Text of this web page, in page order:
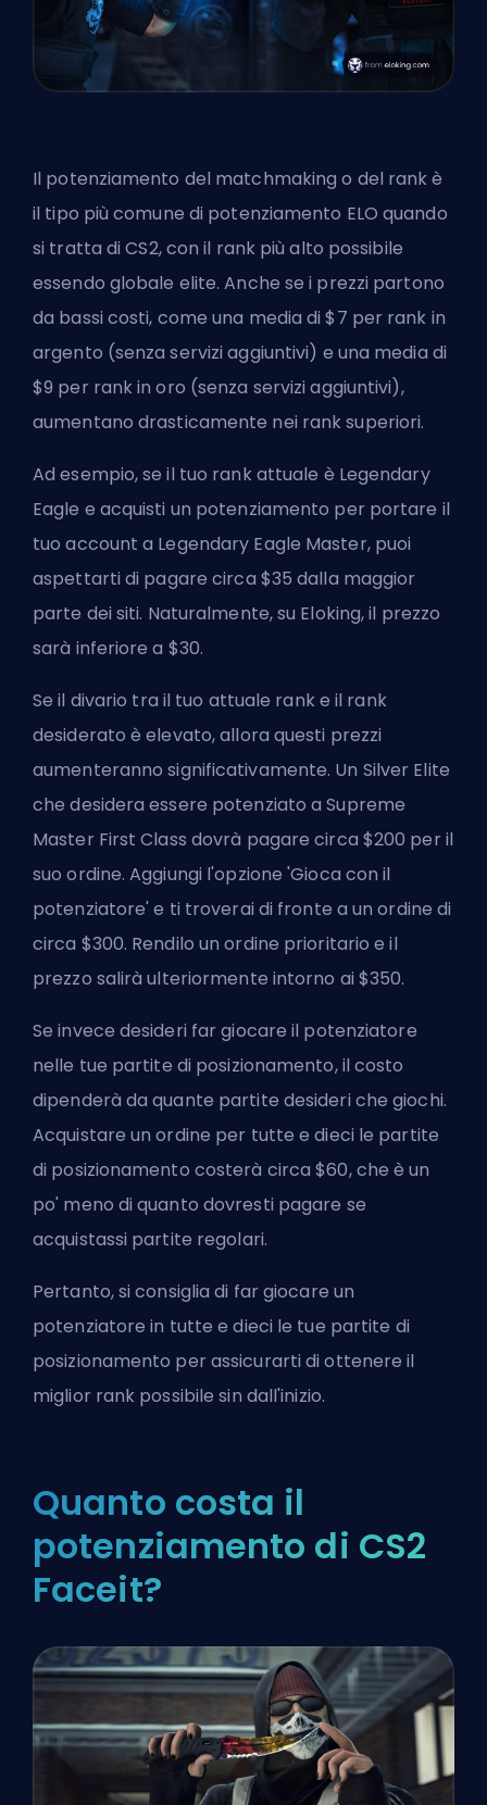
Il potenziamento del matchmaking o del rank è
il tipo più comune di potenziamento ELO quando
si tratta di CS2, con il rank più alto possibile
essendo globale elite. Anche se i prezzi partono
da bassi costi, come una media di $7 per rank in
argento (senza servizi aggiuntivi) e una media di
$9 per rank in oro (senza servizi aggiuntivi),
aumentano drasticamente nei rank superiori.
Ad esempio, se il tuo rank attuale è Legendary
Eagle e acquisti un potenziamento per portare il
tuo account a Legendary Eagle Master, puoi
aspettarti di pagare circa $35 dalla maggior
parte dei siti. Naturalmente, su Eloking, il prezzo
sarà inferiore a $30.
Se il divario tra il tuo attuale rank e il rank
desiderato è elevato, allora questi prezzi
aumenteranno significativamente. Un Silver Elite
che desidera essere potenziato a Supreme
Master First Class dovrà pagare circa $200 per il
suo ordine. Aggiungi l'opzione 'Gioca con il
potenziatore' e ti troverai di fronte a un ordine di
circa $300. Rendilo un ordine prioritario e il
prezzo salirà ulteriormente intorno ai $350.
Se invece desideri far giocare il potenziatore
nelle tue partite di posizionamento, il costo
dipenderà da quante partite desideri che giochi.
Acquistare un ordine per tutte e dieci le partite
di posizionamento costerà circa $60, che è un
po' meno di quanto dovresti pagare se
acquistassi partite regolari.
Pertanto, si consiglia di far giocare un
potenziatore in tutte e dieci le tue partite di
posizionamento per assicurarti di ottenere il
miglior rank possibile sin dall'inizio.
Quanto costa il
potenziamento di CS2
Faceit?